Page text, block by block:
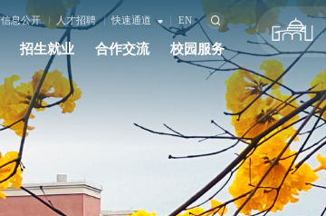
信息公开 人才招聘 快速通道 EN
招生就业 合作交流 校园服务